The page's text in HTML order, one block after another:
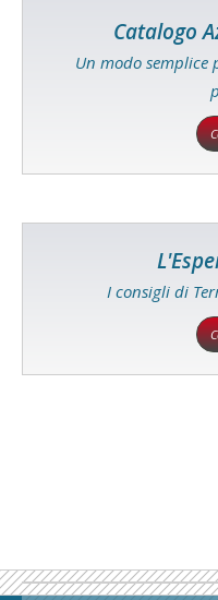
Catalogo
Un modo semplice
I consigli di